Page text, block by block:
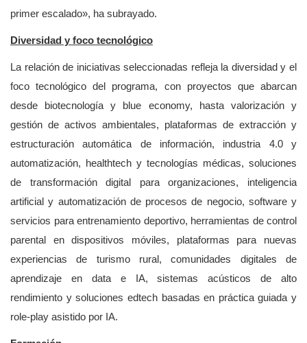
primer escalado», ha subrayado.
Diversidad y foco tecnológico
La relación de iniciativas seleccionadas refleja la diversidad y el
foco tecnológico del programa, con proyectos que abarcan
desde biotecnología y blue economy, hasta valorización y
gestión de activos ambientales, plataformas de extracción y
estructuración automática de información, industria 4.0 y
automatización, healthtech y tecnologías médicas, soluciones
de transformación digital para organizaciones, inteligencia
artificial y automatización de procesos de negocio, software y
servicios para entrenamiento deportivo, herramientas de control
parental en dispositivos móviles, plataformas para nuevas
experiencias de turismo rural, comunidades digitales de
aprendizaje en data e IA, sistemas acústicos de alto
rendimiento y soluciones edtech basadas en práctica guiada y
role-play asistido por IA.